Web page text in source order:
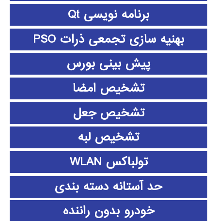
برنامه نویسی Qt
بهنیه سازی تجمعی ذرات PSO
پیش بینی بورس
تشخیص امضا
تشخیص جعل
تشخیص لبه
تولباکس WLAN
حد آستانه دسته بندی
خودرو بدون راننده